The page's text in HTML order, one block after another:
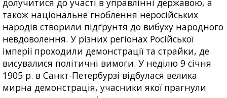
долучитися до участі в управлінні державою, а
також національне гноблення неросійських
народів створили підґрунтя до вибуху народного
невдоволення. У різних регіонах Російської
імперії проходили демонстрації та страйки, де
висувалися політичні вимоги. У неділю 9 січня
1905 р. в Санкт-Петербурзі відбулася велика
мирна демонстрація, учасники якої прагнули